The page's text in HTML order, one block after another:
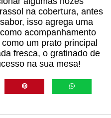
na cobertura, antes
isso agrega uma
acompanhamento
um prato principal
fresca, o gratinado de
na sua mesa!